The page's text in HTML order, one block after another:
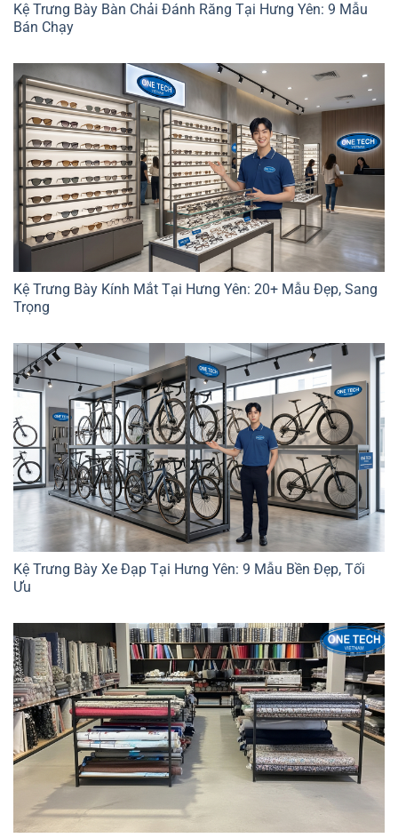
Kệ Trưng Bày Bàn Chải Đánh Răng Tại Hưng Yên: 9 Mẫu
Bán Chạy
Kệ Trưng Bày Kính Mắt Tại Hưng Yên: 20+ Mẫu Đẹp, Sang
Trọng
Kệ Trưng Bày Xe Đạp Tại Hưng Yên: 9 Mẫu Bền Đẹp, Tối
Ưu